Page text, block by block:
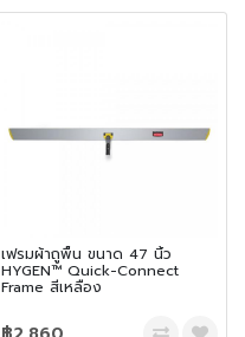
เฟรมผ้าถูพื้น ขนาด 47 นิ้ว
HYGEN™ Quick-Connect
Frame สีเหลือง